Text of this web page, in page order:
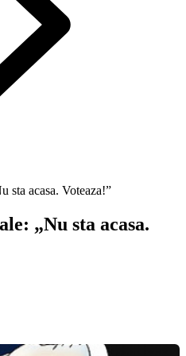
sta acasa. Voteaza!”
„Nu sta acasa.